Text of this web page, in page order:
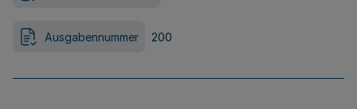
Ausgabennummer 200